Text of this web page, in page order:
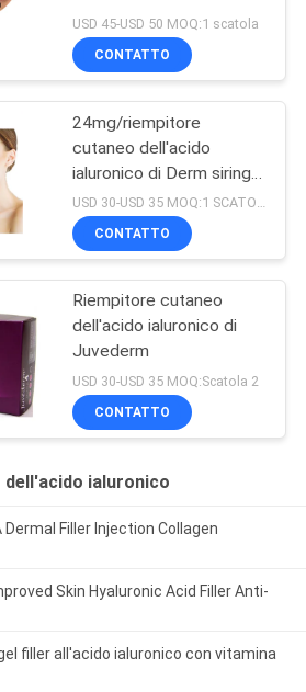
ialuronico di ml Ultra4 per
le labbra 2*1ml
USD 45-USD 50 MOQ:1 scatola
CONTATTO
24mg/riempitore
cutaneo dell'acido
ialuronico di Derm siringa
di ml 2ml
USD 30-USD 35 MOQ:1 SCATOLA
CONTATTO
Riempitore cutaneo
dell'acido ialuronico di
Juvederm
USD 30-USD 35 MOQ:Scatola 2
CONTATTO
ialuronico
Dermal Filler Injection Collagen
Skin Hyaluronic Acid Filler Anti-
filler all'acido ialuronico con vitamina